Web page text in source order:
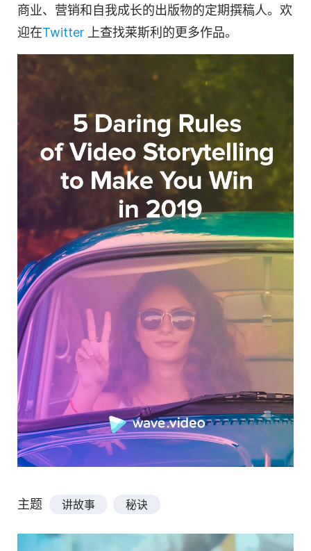
商业、营销和自我成长的出版物的定期撰稿人。欢
迎在Twitter 上查找莱斯利的更多作品。
主题 讲故事 秘诀